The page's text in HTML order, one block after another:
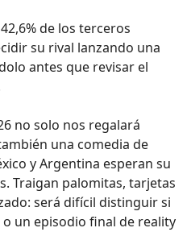
de los terceros
su rival lanzando una
antes que revisar el
no solo nos regalará
una comedia de
y Argentina esperan su
Traigan palomitas, tarjetas
será difícil distinguir si
un episodio final de reality